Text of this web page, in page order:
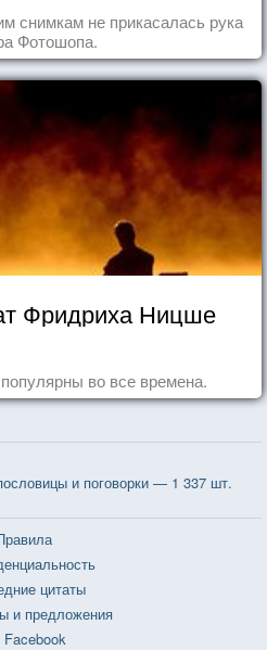
снимкам не прикасалась рука
Фотошопа.
Фридриха Ницше
во все времена.
и поговорки — 1 337 шт.
цитаты
и предложения
Facebook